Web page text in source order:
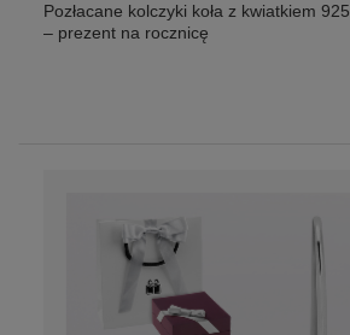
Pozłacane kolczyki koła z kwiatkiem 925
– prezent na rocznicę